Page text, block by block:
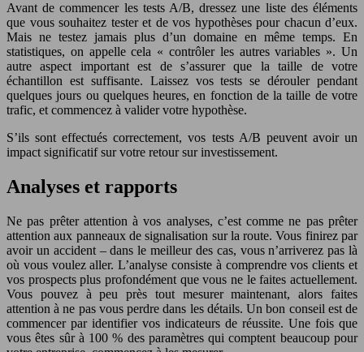
Avant de commencer les tests A/B, dressez une liste des éléments
que vous souhaitez tester et de vos hypothèses pour chacun d’eux.
Mais ne testez jamais plus d’un domaine en même temps. En
statistiques, on appelle cela « contrôler les autres variables ». Un
autre aspect important est de s’assurer que la taille de votre
échantillon est suffisante. Laissez vos tests se dérouler pendant
quelques jours ou quelques heures, en fonction de la taille de votre
trafic, et commencez à valider votre hypothèse.
S’ils sont effectués correctement, vos tests A/B peuvent avoir un
impact significatif sur votre retour sur investissement.
Analyses et rapports
Ne pas prêter attention à vos analyses, c’est comme ne pas prêter
attention aux panneaux de signalisation sur la route. Vous finirez par
avoir un accident – dans le meilleur des cas, vous n’arriverez pas là
où vous voulez aller. L’analyse consiste à comprendre vos clients et
vos prospects plus profondément que vous ne le faites actuellement.
Vous pouvez à peu près tout mesurer maintenant, alors faites
attention à ne pas vous perdre dans les détails. Un bon conseil est de
commencer par identifier vos indicateurs de réussite. Une fois que
vous êtes sûr à 100 % des paramètres qui comptent beaucoup pour